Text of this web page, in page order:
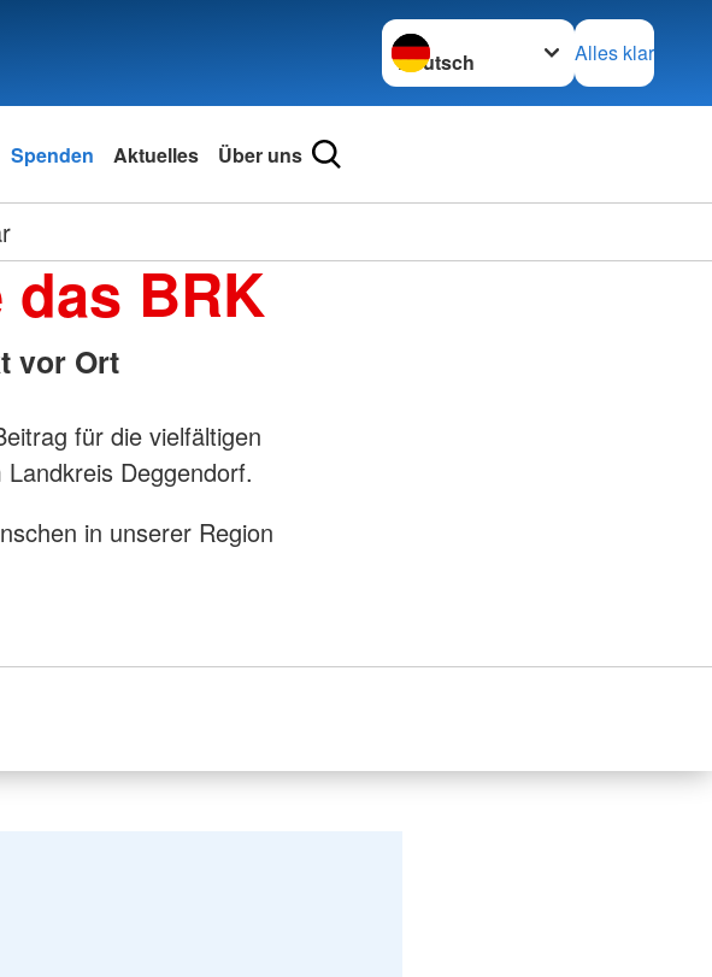
Sprache wechseln zu
Alles klar
Spenden Aktuelles Über uns
BRK
vor Ort
für die vielfältigen
Deggendorf.
in unserer Region